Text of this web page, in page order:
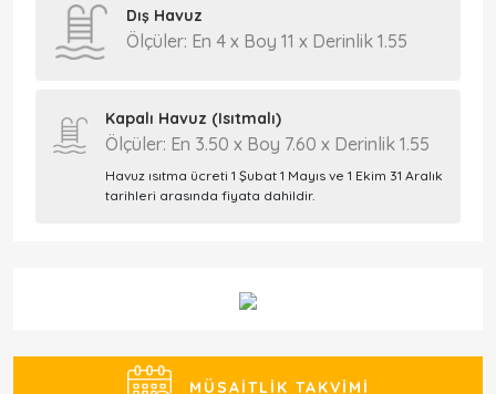
Dış Havuz
Ölçüler: En 4 x Boy 11 x Derinlik 1.55
Kapalı Havuz (Isıtmalı)
Ölçüler: En 3.50 x Boy 7.60 x Derinlik 1.55
Havuz ısıtma ücreti 1 Şubat 1 Mayıs ve 1 Ekim 31 Aralık
tarihleri arasında fiyata dahildir.
MÜSAITLIK TAKVIMI